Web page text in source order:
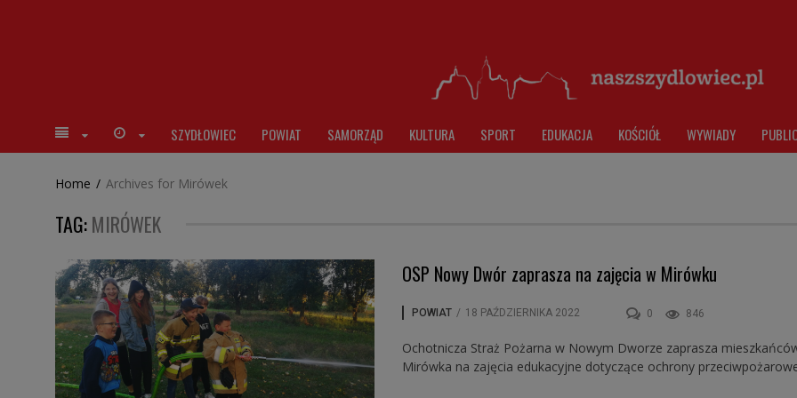
SZYDŁOWIEC POWIAT SAMORZĄD KULTURA SPORT EDUKACJA KOŚCIÓŁ WYWIADY
Home / Archives for Mirówek
TAG:MIRÓWEK
OSP Nowy Dwór zaprasza na zajęcia w Mirówku
POWIAT / 18 PAŹDZIERNIKA 2022 0 846
Ochotnicza Straż Pożarna w Nowym Dworze zaprasza
Mirówka na zajęcia edukacyjne dotyczące ochrony